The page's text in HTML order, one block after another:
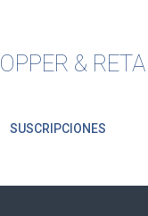
&
SUSCRIPCIONES